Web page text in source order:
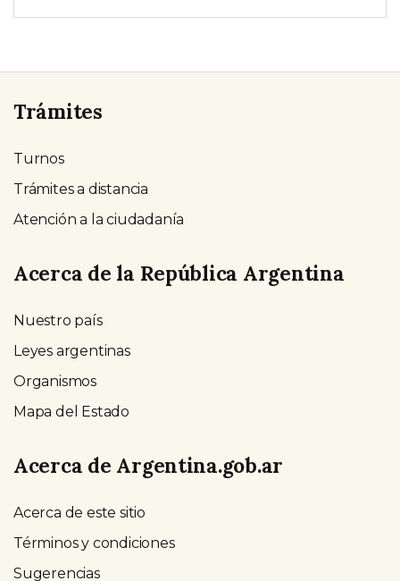
Trámites
Turnos
Trámites a distancia
Atención a la ciudadanía
Acerca de la República Argentina
Nuestro país
Leyes argentinas
Organismos
Mapa del Estado
Acerca de Argentina.gob.ar
Acerca de este sitio
Términos y condiciones
Sugerencias